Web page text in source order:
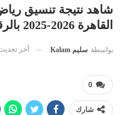
شاهد نتيجة تنسيق
القاهرة 2026-2025 بالرقم القومي
بواسطة سليم Kalam أخر
0
شارك